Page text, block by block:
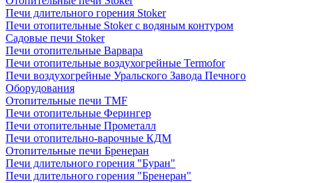
Печи длительного горения Stoker
Печи отопительные Stoker с водяным контуром
Садовые печи Stoker
Печи отопительные Варвара
Печи отопительные воздухогрейные Termofor
Печи воздухогрейные Уральского Завода Печного
Оборудования
Отопительные печи TMF
Печи отопительные Ферингер
Печи отопительные Прометалл
Печи отопительно-варочные КДМ
Отопительные печи Бренеран
Печи длительного горения "Буран"
Печи длительного горения "Бренеран"